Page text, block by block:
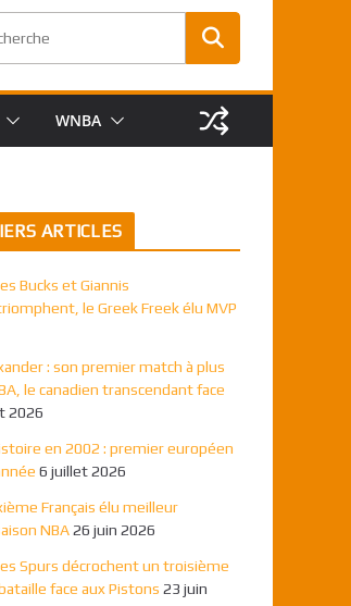
WNBA
ARTICLES
Bucks et Giannis
le Greek Freek élu MVP
: son premier match à plus
le canadien transcendant face
2026
en 2002 : premier européen
6 juillet 2026
Français élu meilleur
NBA26 juin 2026
Spurs décrochent un troisième
face aux Pistons 23 juin